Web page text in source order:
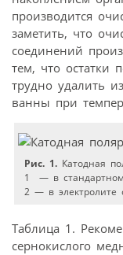
производится
заметить, что
соединений
тем, что остатки
трудно удалить
ванны при
Рис. 1. Катодная
1 — в стандартном
2 — в электролите
Таблица 1.
сернокислого